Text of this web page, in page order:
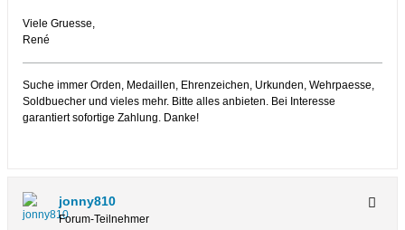
Viele Gruesse,
René
Suche immer Orden, Medaillen, Ehrenzeichen, Urkunden, Wehrpaesse,
Soldbuecher und vieles mehr. Bitte alles anbieten. Bei Interesse
garantiert sofortige Zahlung. Danke!
jonny810
Forum-Teilnehmer